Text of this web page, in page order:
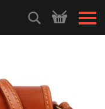
HLEDEJ